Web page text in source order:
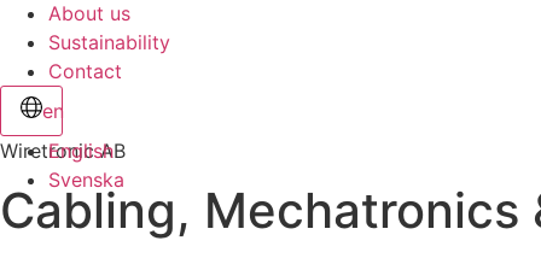
About us
Sustainability
Contact
en
English
Svenska
Wiretronic AB
Cabling, Mechatronics